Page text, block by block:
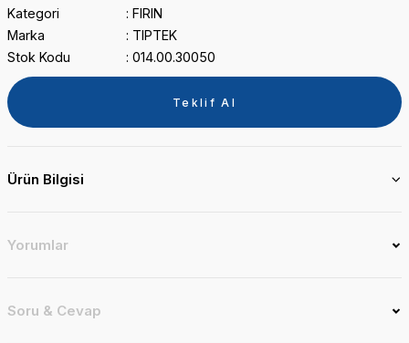
Kategori
FIRIN
Marka
TIPTEK
Stok Kodu
014.00.30050
Teklif Al
Ürün Bilgisi
Yorumlar
Soru & Cevap